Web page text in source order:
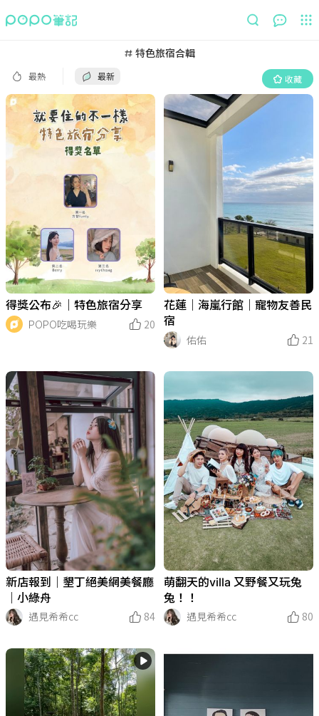
特色旅宿合輯
最熱 最新 收藏
收藏
得獎公布🎉｜特色旅宿分享
POPO吃喝玩樂
20
花蓮｜海嵐行館｜寵物友善民
宿
佑佑
21
新店報到｜墾丁絕美網美餐廳
｜小綠舟
遇見希希cc
84
萌翻天的villa 又野餐又玩兔
兔！！
遇見希希cc
80